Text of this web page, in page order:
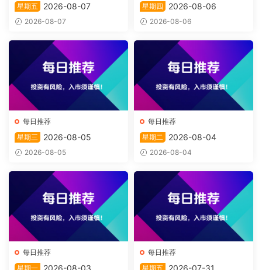
星期五
2026-08-07
2026-08-07
星期四
2026-08-06
2026-08-06
每日推荐
星期三
2026-08-05
2026-08-05
每日推荐
星期二
2026-08-04
2026-08-04
每日推荐
星期一
2026-08-03
每日推荐
星期五
2026-07-31